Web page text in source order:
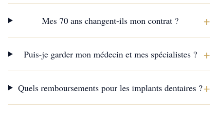
Mes 70 ans changent-ils mon contrat ? +
Puis-je garder mon médecin et mes spécialistes ? +
Quels remboursements pour les implants dentaires ?+